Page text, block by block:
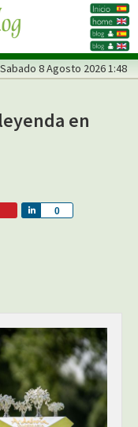
Sabado 8 Agosto 2026 1:48
en
0